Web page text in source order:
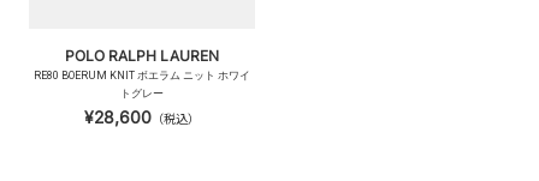
POLO RALPH LAUREN
RE80 BOERUM KNIT ボエラム ニット ホワイ
トグレー
¥28,600 （税込）